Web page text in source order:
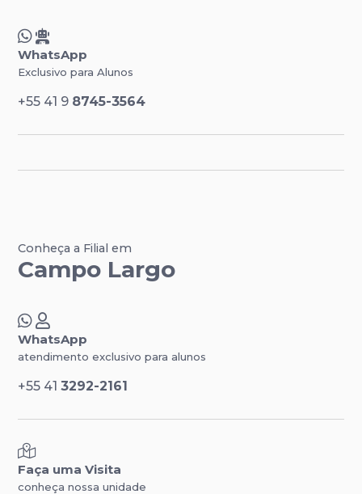
WhatsApp
Exclusivo para Alunos
+55 41 9 8745-3564
Conheça a Filial em
Campo Largo
WhatsApp
atendimento exclusivo para alunos
+55 41 3292-2161
Faça uma Visita
conheça nossa unidade